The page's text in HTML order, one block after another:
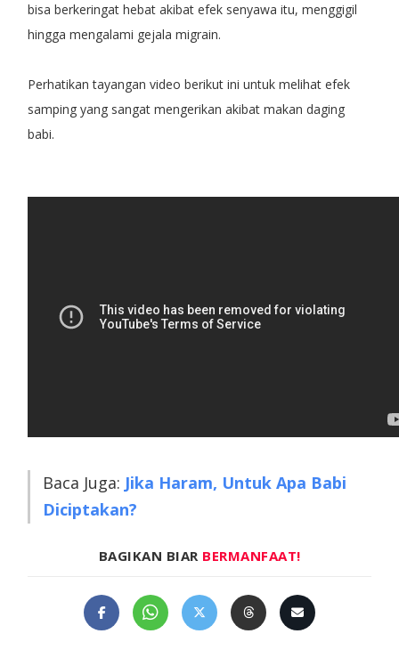
bisa berkeringat hebat akibat efek senyawa itu, menggigil
hingga mengalami gejala migrain.
Perhatikan tayangan video berikut ini untuk melihat efek
samping yang sangat mengerikan akibat makan daging
babi.
Baca Juga: Jika Haram, Untuk Apa Babi
Diciptakan?
BAGIKAN BIAR BERMANFAAT!